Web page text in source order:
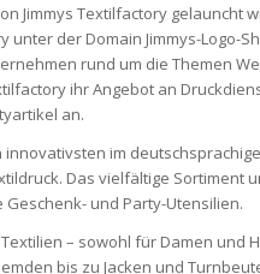
Jimmys Textilfactory gelauncht
der Domain Jimmys-Logo-
rund um die Themen
ihr Angebot an
an.
im
Das vielfältige Sortiment
und Party-Utensilien.
– sowohl für Damen und
bis zu Jacken und